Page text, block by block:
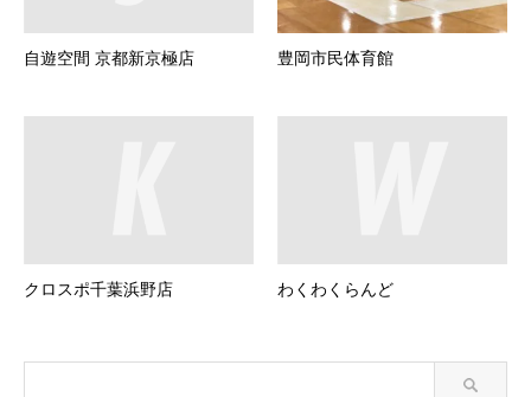
自遊空間 京都新京極店 豊岡市民体育館
クロスポ千葉浜野店 わくわくらんど